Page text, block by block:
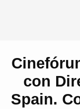
con
Spain.